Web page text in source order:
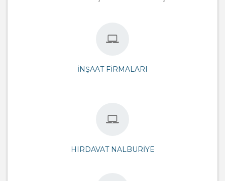
İNŞAAT FIRMALARI
HIRDAVAT NALBURIYE